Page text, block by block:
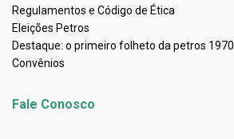
Regulamentos e Código de Ética
Eleições Petros
Destaque: o primeiro folheto da petros 1970
Convênios
Fale Conosco